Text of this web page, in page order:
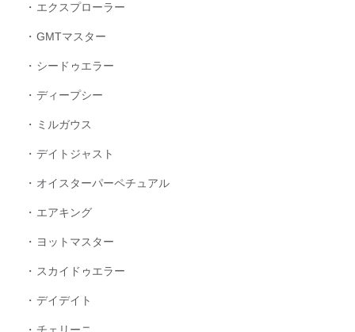
エクスプローラー
GMTマスター
シードゥエラー
ディープシー
ミルガウス
デイトジャスト
オイスターパーペチュアル
エアキング
ヨットマスター
スカイドゥエラー
デイデイト